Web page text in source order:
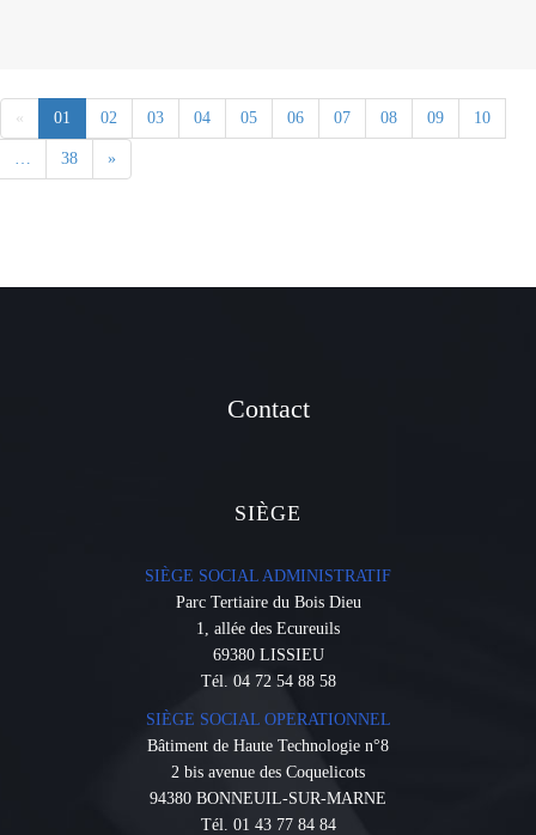
« 01 02 03 04 05 06 07 08 09 10
… 38 »
Contact
SIÈGE
SIÈGE SOCIAL ADMINISTRATIF
Parc Tertiaire du Bois Dieu
1, allée des Ecureuils
69380 LISSIEU
Tél. 04 72 54 88 58
SIÈGE SOCIAL OPERATIONNEL
Bâtiment de Haute Technologie n°8
2 bis avenue des Coquelicots
94380 BONNEUIL-SUR-MARNE
Tél. 01 43 77 84 84